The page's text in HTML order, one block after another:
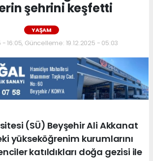
şehrini keşfetti
YAŞAM
16:05, Güncelleme: 19.12.2025 - 05:03
(SÜ) Beyşehir Ali Akkanat
yükseköğrenim kurumlarını
katıldıkları doğa gezisi ile